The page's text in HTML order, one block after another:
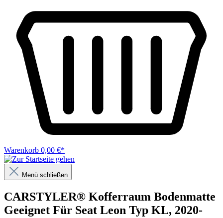
Warenkorb 0,00 €*
Menü schließen
CARSTYLER® Kofferraum Bodenmatte
Geeignet Für Seat Leon Typ KL, 2020-